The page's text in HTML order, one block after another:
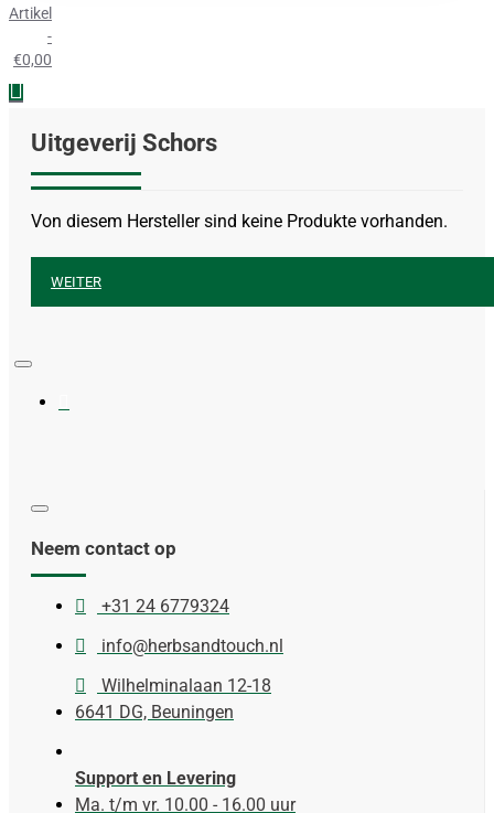
Artikel
-
€0,00
Uitgeverij Schors
Von diesem Hersteller sind keine Produkte vorhanden.
WEITER
Neem contact op
+31 24 6779324
info@herbsandtouch.nl
Wilhelminalaan 12-18
6641 DG, Beuningen
Support en Levering
Ma. t/m vr. 10.00 - 16.00 uur